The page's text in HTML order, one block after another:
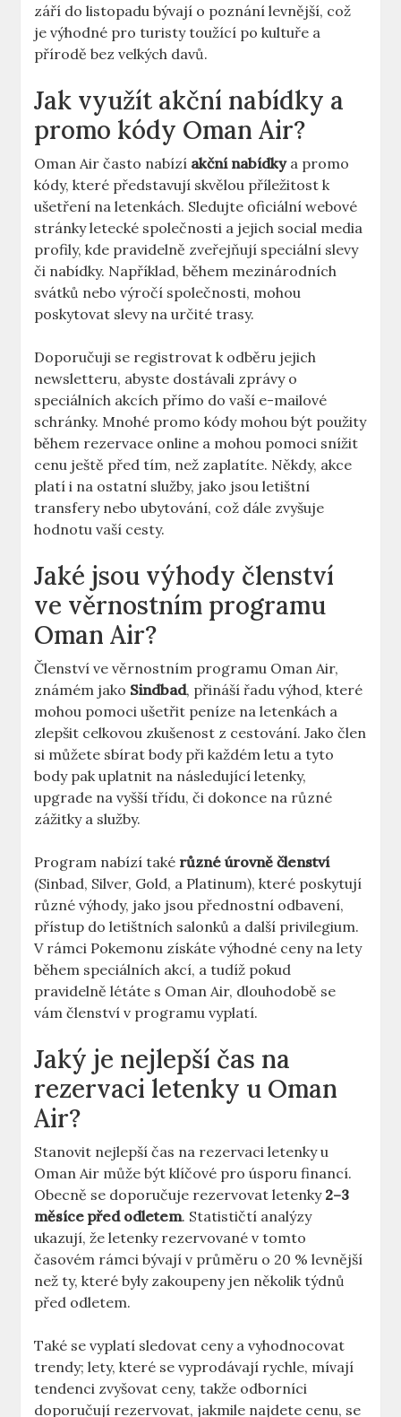
září do listopadu bývají o poznání levnější, což
je výhodné pro turisty toužící po kultuře a
přírodě bez velkých davů.
Jak využít akční nabídky a
promo kódy Oman Air?
Oman Air často nabízí akční nabídkya promo
kódy, které představují skvělou příležitost k
ušetření na letenkách. Sledujte oficiální webové
stránky letecké společnosti a jejich social media
profily, kde pravidelně zveřejňují speciální slevy
či nabídky. Například, během mezinárodních
svátků nebo výročí společnosti, mohou
poskytovat slevy na určité trasy.
Doporučuji se registrovat k odběru jejich
newsletteru, abyste dostávali zprávy o
speciálních akcích přímo do vaší e-mailové
schránky. Mnohé promo kódy mohou být použity
během rezervace online a mohou pomoci snížit
cenu ještě před tím, než zaplatíte. Někdy, akce
platí i na ostatní služby, jako jsou letištní
transfery nebo ubytování, což dále zvyšuje
hodnotu vaší cesty.
Jaké jsou výhody členství
ve věrnostním programu
Oman Air?
Členství ve věrnostním programu Oman Air,
známém jako Sindbad, přináší řadu výhod, které
mohou pomoci ušetřit peníze na letenkách a
zlepšit celkovou zkušenost z cestování. Jako člen
si můžete sbírat body při každém letu a tyto
body pak uplatnit na následující letenky,
upgrade na vyšší třídu, či dokonce na různé
zážitky a služby.
Program nabízí také různé úrovně členství
(Sinbad, Silver, Gold, a Platinum), které poskytují
různé výhody, jako jsou přednostní odbavení,
přístup do letištních salonků a další privilegium.
V rámci Pokemonu získáte výhodné ceny na lety
během speciálních akcí, a tudíž pokud
pravidelně létáte s Oman Air, dlouhodobě se
vám členství v programu vyplatí.
Jaký je nejlepší čas na
rezervaci letenky u Oman
Air?
Stanovit nejlepší čas na rezervaci letenky u
Oman Air může být klíčové pro úsporu financí.
Obecně se doporučuje rezervovat letenky 2–3
měsíce před odletem. Statističtí analýzy
ukazují, že letenky rezervované v tomto
časovém rámci bývají v průměru o 20 % levnější
než ty, které byly zakoupeny jen několik týdnů
před odletem.
Také se vyplatí sledovat ceny a vyhodnocovat
trendy; lety, které se vyprodávají rychle, mívají
tendenci zvyšovat ceny, takže odborníci
doporučují rezervovat, jakmile najdete cenu, se